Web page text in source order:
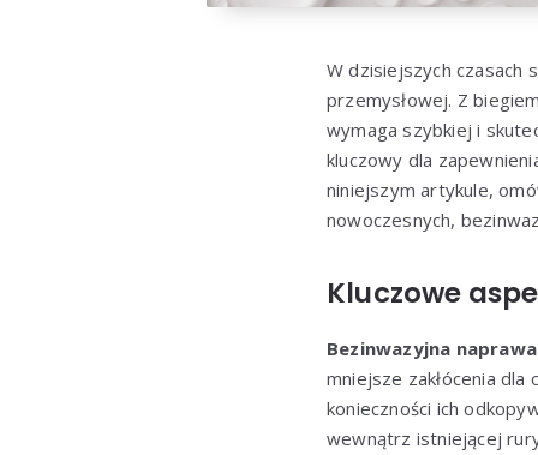
W dzisiejszych czasach
przemysłowej. Z
wymaga szybkiej i
kluczowy dla
niniejszym artykule,
nowoczesnych,
Kluczowe
Bezinwazyjna
mniejsze zakłócenia
konieczności ich
wewnątrz istniejącej